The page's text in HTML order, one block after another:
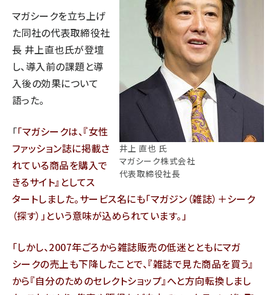
井上 直也 氏
マガシーク株式会社
代表取締役社長
マガシークを立ち上げ
た同社の代表取締役社
長 井上直也氏が登壇
し、導入前の課題と導
入後の効果について
語った。
「 マガシークは、『女性
ファッション誌に掲載さ
れている商品を購入で
きるサイト』としてス
タートしました。サービス名にも「マガジン（雑誌）＋シーク
（探す）」という意味が込められています。
しかし、2007年ごろから雑誌販売の低迷とともにマガ
シークの売上も下降したことで、『雑誌で見た商品を買う』
から『自分のためのセレクトショップ』へと方向転換しまし